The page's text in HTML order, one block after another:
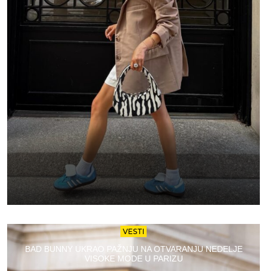
VESTI
BAD BUNNY UKRAO PAŽNJU NA OTVARANJU NEDELJE
VISOKE MODE U PARIZU